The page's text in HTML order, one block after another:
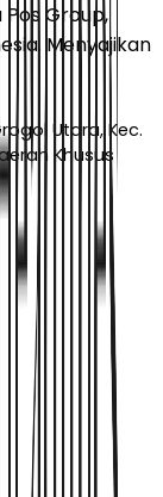
Group,
Menyajikan
Utara, Kec.
Khusus